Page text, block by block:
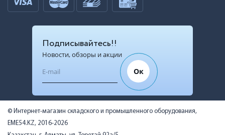
Подписывайтесь!!
Новости, обзоры и акции
Ок
© Интернет-магазин складского и промышленного оборудования,
EME54.KZ, 2016-2026